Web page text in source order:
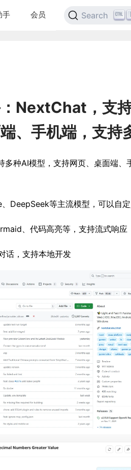
手 会员 Search
NextChat，支
、手机端，支持
种AI模型，支持网页、桌面端、
DeepSeek等主流模型，可以自
、代码高亮等，支持流式响应
话，支持本地开发